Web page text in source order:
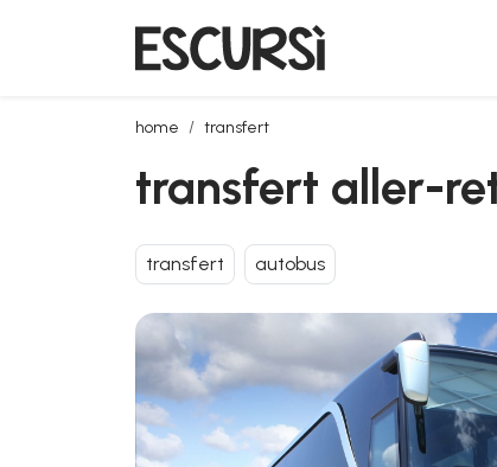
home transfert
transfert aller-retour en bus de l'aéroport
transfert aller-
transfert autobus